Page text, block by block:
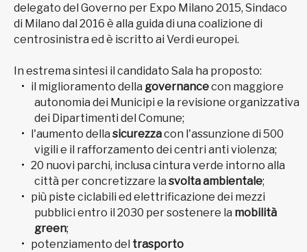
delegato del Governo per Expo Milano 2015, Sindaco
di Milano dal 2016 è alla guida di una coalizione di
centrosinistra ed è iscritto ai Verdi europei.
In estrema sintesi il candidato Sala ha proposto:
il miglioramento della governancecon maggiore
autonomia dei Municipi e la revisione organizzativa
dei Dipartimenti del Comune;
l'aumento della sicurezzacon l'assunzione di 500
vigili e il rafforzamento dei centri anti violenza;
20 nuovi parchi, inclusa cintura verde intorno alla
città per concretizzare la svolta ambientale;
più piste ciclabili ed elettrificazione dei mezzi
pubblici entro il 2030 per sostenere la mobilità
green;
potenziamento del trasporto